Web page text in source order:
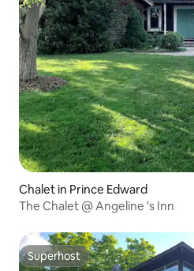
Chalet in Prince Edward
The Chalet @ Angeline 's Inn
Superhost
Superhost